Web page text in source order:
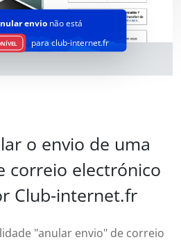
envionão está
para club-internet.fr
o envio de uma
correio electrónico
Club-internet.fr
"anular envio" de correio